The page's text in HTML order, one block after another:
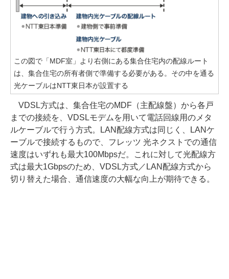
この図で「MDF室」より右側にある集合住宅内の配線ルート
は、集合住宅の所有者側で準備する必要がある。その中を通る
光ケーブルはNTT東日本が設置する
VDSL方式は、集合住宅のMDF（主配線盤）から各戸
までの接続を、VDSLモデムを用いて電話回線用のメタ
ルケーブルで行う方式。LAN配線方式は同じく、LANケ
ーブルで接続するもので、フレッツ 光ネクストでの通信
速度はいずれも最大100Mbpsだ。これに対して光配線方
式は最大1Gbpsのため、VDSL方式／LAN配線方式から
切り替えた場合、通信速度の大幅な向上が期待できる。